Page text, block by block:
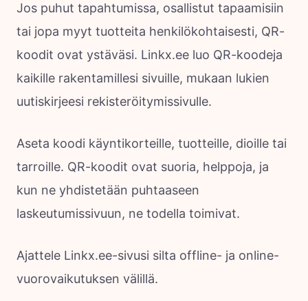
Jos puhut tapahtumissa, osallistut tapaamisiin
tai jopa myyt tuotteita henkilökohtaisesti, QR-
koodit ovat ystäväsi. Linkx.ee luo QR-koodeja
kaikille rakentamillesi sivuille, mukaan lukien
uutiskirjeesi rekisteröitymissivulle.
Aseta koodi käyntikorteille, tuotteille, dioille tai
tarroille. QR-koodit ovat suoria, helppoja, ja
kun ne yhdistetään puhtaaseen
laskeutumissivuun, ne todella toimivat.
Ajattele Linkx.ee-sivusi silta offline- ja online-
vuorovaikutuksen välillä.